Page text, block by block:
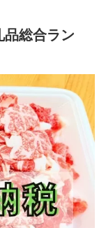
品総合ラン